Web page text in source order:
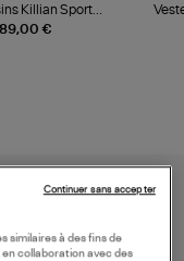
€
Killian Sport
Mousse
similaires à des fins de
collaboration avec des
Continuer sans accepter